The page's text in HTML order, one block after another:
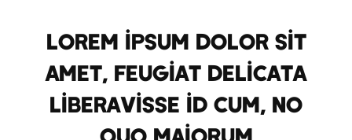
Lorem ipsum dolor sit
amet, feugiat delicata
liberavisse id cum, no